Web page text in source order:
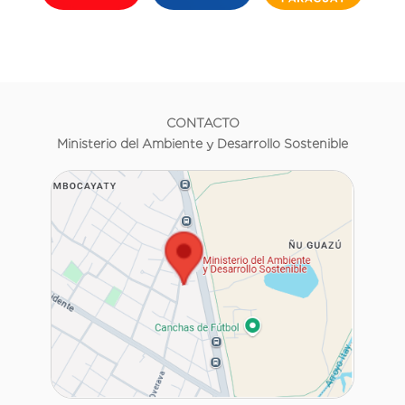
CONTACTO
Ministerio del Ambiente y Desarrollo Sostenible